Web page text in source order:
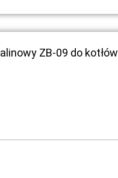
ZB-09 do kotłów